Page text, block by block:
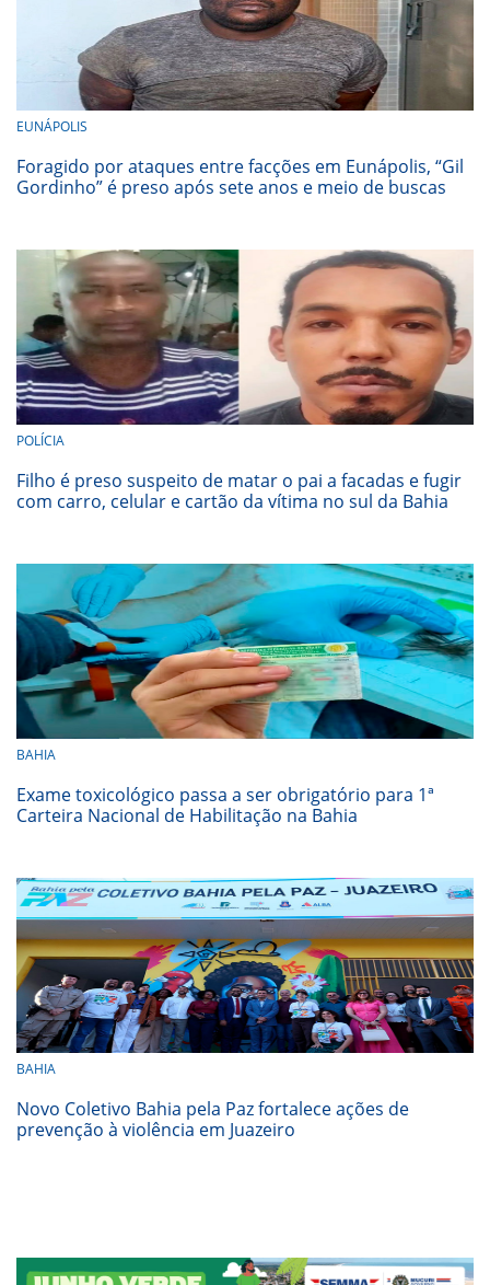
EUNÁPOLIS
Foragido por ataques entre facções em Eunápolis, “Gil
Gordinho” é preso após sete anos e meio de buscas
POLÍCIA
Filho é preso suspeito de matar o pai a facadas e fugir
com carro, celular e cartão da vítima no sul da Bahia
BAHIA
Exame toxicológico passa a ser obrigatório para 1ª
Carteira Nacional de Habilitação na Bahia
BAHIA
Novo Coletivo Bahia pela Paz fortalece ações de
prevenção à violência em Juazeiro